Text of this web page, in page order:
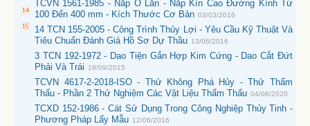
TCVN 1561-1985 - Nắp Ổ Lăn - Nắp Kín Cao Đường Kính Từ
100 Đến 400 mm - Kích Thước Cơ Bản 03/03/2016
14 TCN 155-2005 - Công Trình Thủy Lợi - Yêu Cầu Kỹ Thuật Và
Tiêu Chuẩn Đánh Giá Hồ Sơ Dự Thầu 13/06/2016
3 TCN 192-1972 - Dao Tiện Gắn Hợp Kim Cứng - Dao Cắt Đứt
Phải Và Trái
19/09/2015
TCVN 4617-2-2018-ISO - Thử Không Phá Hủy - Thử Thẩm
Thấu - Phần 2 Thử Nghiệm Các Vật Liệu Thẩm Thấu 04/08/2020
TCXD 152-1986 - Cát Sử Dụng Trong Công Nghiệp Thủy Tinh -
Phương Pháp Lấy Mẫu 12/06/2016